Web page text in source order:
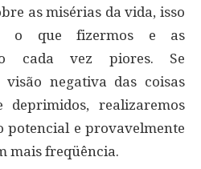
as misérias da vida, isso
o que fizermos e as
cada vez piores. Se
negativa das coisas
deprimidos, realizaremos
potencial e provavelmente
mais freqüência.